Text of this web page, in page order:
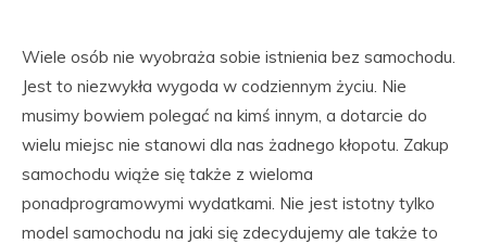
Wiele osób nie wyobraża sobie istnienia bez samochodu.
Jest to niezwykła wygoda w codziennym życiu. Nie
musimy bowiem polegać na kimś innym, a dotarcie do
wielu miejsc nie stanowi dla nas żadnego kłopotu. Zakup
samochodu wiąże się także z wieloma
ponadprogramowymi wydatkami. Nie jest istotny tylko
model samochodu na jaki się zdecydujemy ale także to